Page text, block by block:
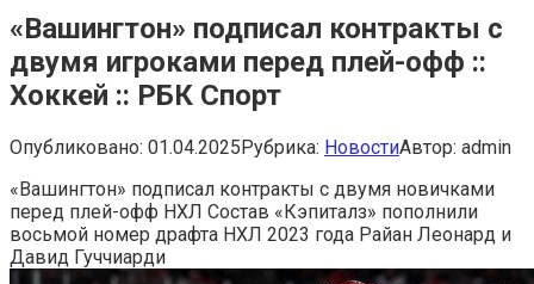
«Вашингтон» подписал контракты с
двумя игроками перед плей-офф ::
Хоккей :: РБК Спорт
Опубликовано: 01.04.2025Рубрика: НовостиАвтор: admin
«Вашингтон» подписал контракты с двумя новичками
перед плей-офф НХЛ Состав «Кэпиталз» пополнили
восьмой номер драфта НХЛ 2023 года Райан Леонард и
Давид Гуччиарди